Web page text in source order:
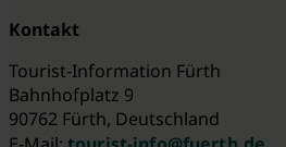
Kontakt
Tourist-Information Fürth
Bahnhofplatz 9
90762 Fürth, Deutschland